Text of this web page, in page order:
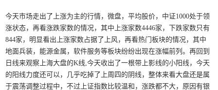
今天市场走出了上涨为主的行情，微盘，平均股价，中证1000处于领
涨状态，再看涨跌家数的情况，其中上涨家数4446家，下跌家数只有
844家，明显看出上涨家数占据了上风，再看热门板块的情况，其中
地面兵装，能源金属，软件服务等板块纷纷出现在涨幅前列。再回到
日线来观察上海大盘的K线,今天收出了一根带上影线的小阳线，今天
的阳线力度还可以，几乎吃掉了上周四的阴线，整体来看大盘还是属
于震荡调整过程中，不过上证指数比较温和，涨跌都不大，原因有银